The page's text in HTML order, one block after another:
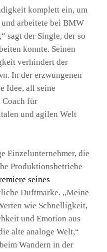
komplett ein, um
arbeitete bei BMW
sagt der Single, der so
konnte. Seinen
verhindert der
In der erzwungenen
Idee, all seine
Coach für
und agilen Welt
Einzelunternehmer, die
Produktionsbetriebe
seines
Duftmarke. „Meine
wie Schnelligkeit,
und Emotion aus
alte analoge Welt,“
Wandern in der